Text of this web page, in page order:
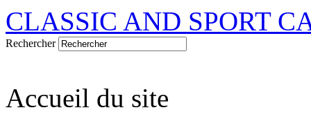
CLASSIC AND SPORT
Rechercher
Accueil du site